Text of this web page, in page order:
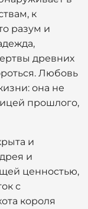
к
разум и
древних
Любовь
она не
прошлого,
и
и
ценностью,
с
короля